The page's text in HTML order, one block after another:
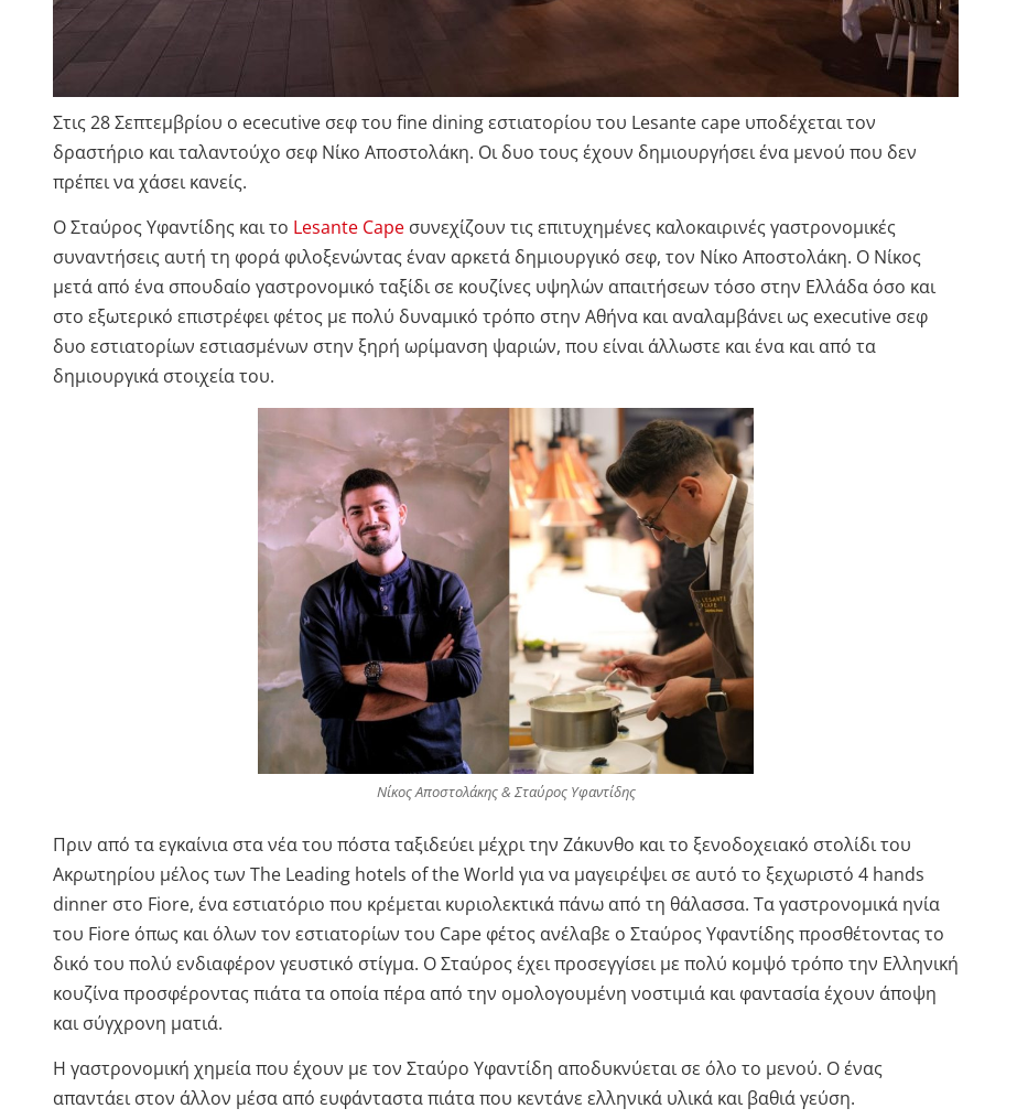
Στις 28 Σεπτεμβρίου o ececutive σεφ του fine dining εστιατορίου του Lesante cape υποδέχεται τον
δραστήριο και ταλαντούχο σεφ Νίκο Αποστολάκη. Οι δυο τους έχουν δημιουργήσει ένα μενού που δεν
πρέπει να χάσει κανείς.
O Σταύρος Υφαντίδης και το Lesante Cape συνεχίζουν τις επιτυχημένες καλοκαιρινές γαστρονομικές
συναντήσεις αυτή τη φορά φιλοξενώντας έναν αρκετά δημιουργικό σεφ, τον Νίκο Αποστολάκη. Ο Νίκος
μετά από ένα σπουδαίο γαστρονομικό ταξίδι σε κουζίνες υψηλών απαιτήσεων τόσο στην Ελλάδα όσο και
στο εξωτερικό επιστρέφει φέτος με πολύ δυναμικό τρόπο στην Αθήνα και αναλαμβάνει ως executive σεφ
δυο εστιατορίων εστιασμένων στην ξηρή ωρίμανση ψαριών, που είναι άλλωστε και ένα και από τα
δημιουργικά στοιχεία του.
Νίκος Αποστολάκης & Σταύρος Υφαντίδης
Πριν από τα εγκαίνια στα νέα του πόστα ταξιδεύει μέχρι την Ζάκυνθο και το ξενοδοχειακό στολίδι του
Ακρωτηρίου μέλος των The Leading hotels of the World για να μαγειρέψει σε αυτό το ξεχωριστό 4 hands
dinner στο Fiore, ένα εστιατόριο που κρέμεται κυριολεκτικά πάνω από τη θάλασσα. Τα γαστρονομικά ηνία
του Fiore όπως και όλων τον εστιατορίων του Cape φέτος ανέλαβε ο Σταύρος Υφαντίδης προσθέτοντας το
δικό του πολύ ενδιαφέρον γευστικό στίγμα. Ο Σταύρος έχει προσεγγίσει με πολύ κομψό τρόπο την Ελληνική
κουζίνα προσφέροντας πιάτα τα οποία πέρα από την ομολογουμένη νοστιμιά και φαντασία έχουν άποψη
και σύγχρονη ματιά.
Η γαστρονομική χημεία που έχουν με τον Σταύρο Υφαντίδη αποδυκνύεται σε όλο το μενού. Ο ένας
απαντάει στον άλλον μέσα από ευφάνταστα πιάτα που κεντάνε ελληνικά υλικά και βαθιά γεύση.